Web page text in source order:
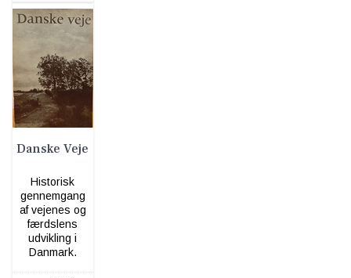
Danske Veje
Historisk
gennemgang
af vejenes og
færdslens
udvikling i
Danmark.